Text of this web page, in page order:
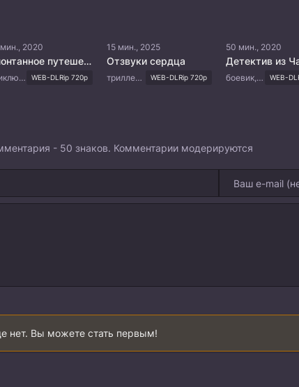
2020
Спонтанное путешествие с Такэру
приключения, комедия WEB-DLRip 720p
15 мин., 2025
Отзвуки сердца
триллер, история, романтика, война WEB-DLRip 720p
50 мин., 2020
боевик, триллер, мистика, комедия WEB-
- 50 знаков. Комментарии модерируются
нет. Вы можете стать первым!